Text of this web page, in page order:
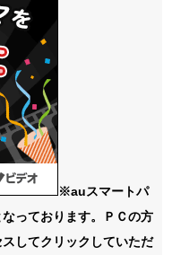
※auスマートパ
っております。ＰＣの方
してクリックしていただ